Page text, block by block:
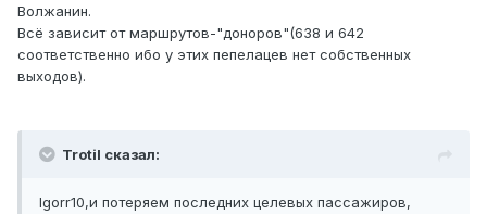
Волжанин.
Всё зависит от маршрутов-"доноров"(638 и 642
соответственно ибо у этих пепелацев нет собственных
выходов).
Trotil сказал:
Igorr10,и потеряем последних целевых пассажиров,